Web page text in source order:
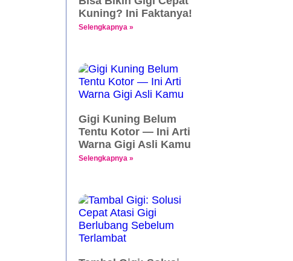
Kuning? Ini Faktanya!
Selengkapnya »
Gigi Kuning Belum
Tentu Kotor — Ini Arti
Warna Gigi Asli Kamu
Selengkapnya »